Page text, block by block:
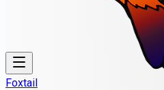
Foxtail